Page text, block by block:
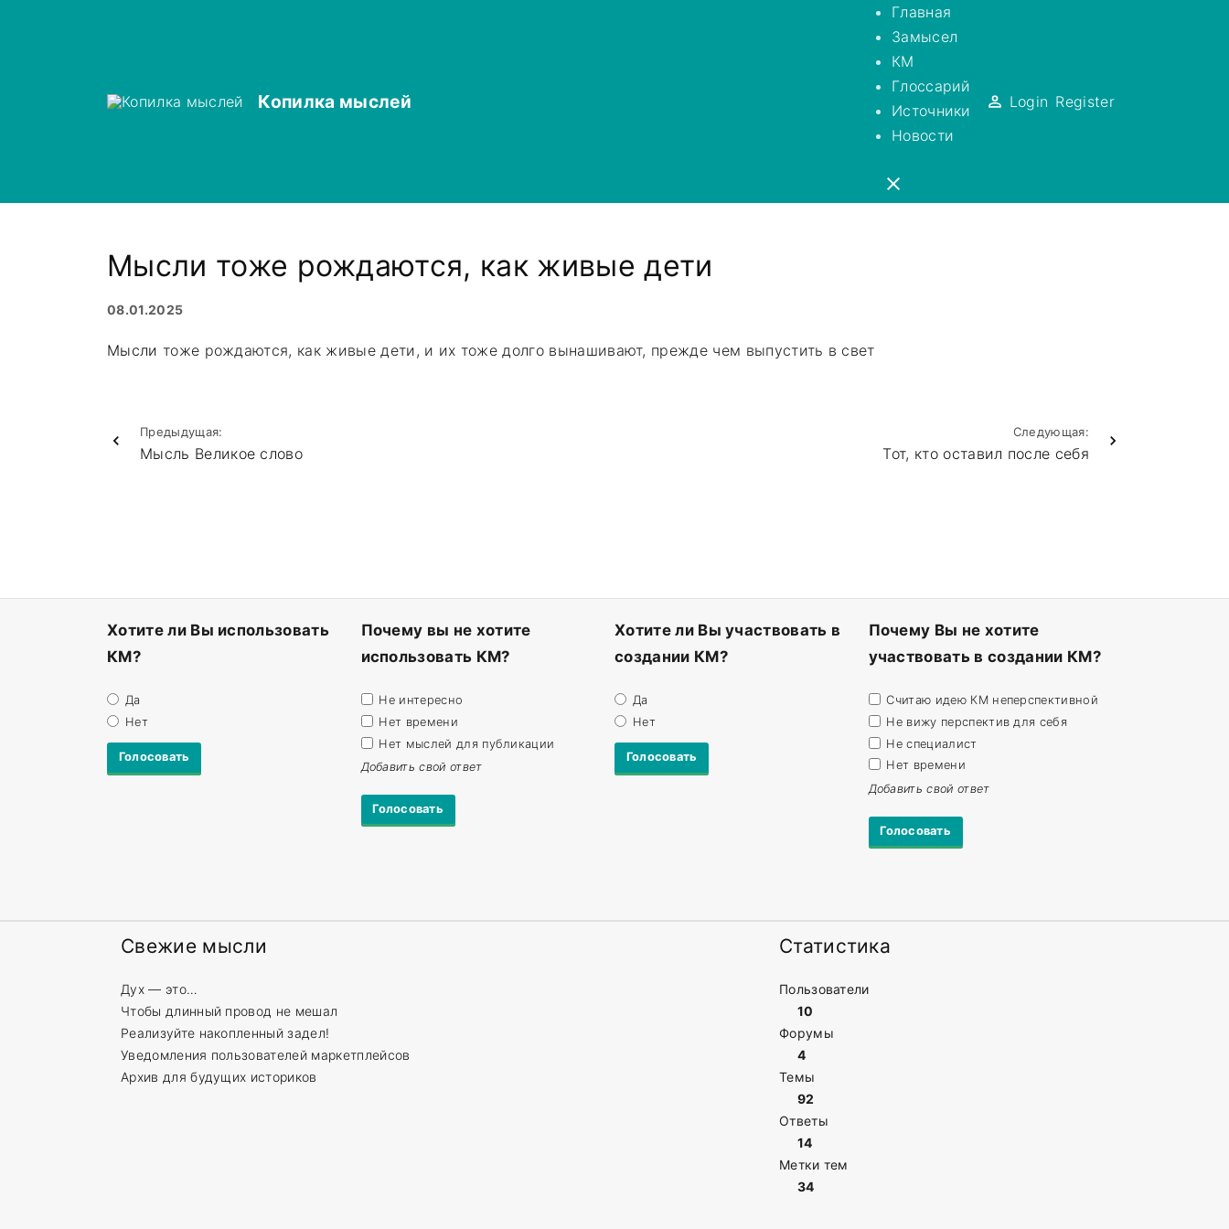
n
Копилка мыслей
Главная
Замысел
КМ
Глоссарий
Источники
Новости
Login Register
Мысли тоже рождаются, как живые дети
08.01.2025
Мысли тоже рождаются, как живые дети, и их тоже долго вынашивают, прежде чем выпустить в свет
Предыдущая:
Мысль Великое слово
Следующая:
Тот, кто оставил после себя
Хотите ли Вы использовать
КМ?
Да
Нет
Почему вы не хотите
использовать КМ?
Не интересно
Нет времени
Нет мыслей для публикации
Добавить свой ответ
Хотите ли Вы участвовать в
создании КМ?
Да
Нет
Почему Вы не хотите
участвовать в создании КМ?
Считаю идею КМ неперспективной
Не вижу перспектив для себя
Не специалист
Нет времени
Добавить свой ответ
Свежие мысли
Дух — это…
Чтобы длинный провод не мешал
Реализуйте накопленный задел!
Уведомления пользователей маркетплейсов
Архив для будущих историков
Статистика
Пользователи
10
Форумы
4
Темы
92
Ответы
14
Метки тем
34